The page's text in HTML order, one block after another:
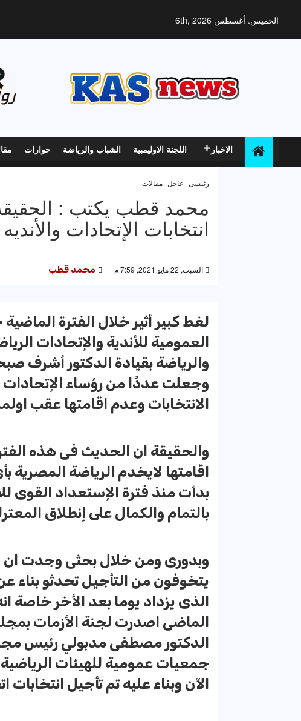
الخميس. أغسطس 6th, 2026
الاخبار اللجنة الاوليمبية الشباب والرياضة حوارات
رئيسى عاجل مقالات
محمد قطب يكتب :
انتخابات الإتحادات والأنديه
السبت, 22 مايو 2021, 7:59 م محمد قطب
لغط كبير أثير خلال الفترة
العمومية للأندية والإتحادات
والرياضة بقيادة الدكتور أشرف
وجعلت عددًا من رؤساء الإتحادات
الانتخابات وعدم اقامتها عقب
والحقيقة ان الحديث فى هذه
اقامتها لايخدم الرياضة
بدأت منذ فترة الإستعداد القوى
بالتمام والكمال على إنطلاق
وبدورى ومن خلال بحثى وجدت ان
يتخوفون من التأجيل تحدثو بناء
الذى يزداد يوما بعد الأخر
الماضى اصدرت لجنة الأزمات
الدكتور مصطفى مدبولي رئيس
جمعيات عمومية للهيئات الرياضية
الآن وبناء عليه تم تأجيل انتخابات